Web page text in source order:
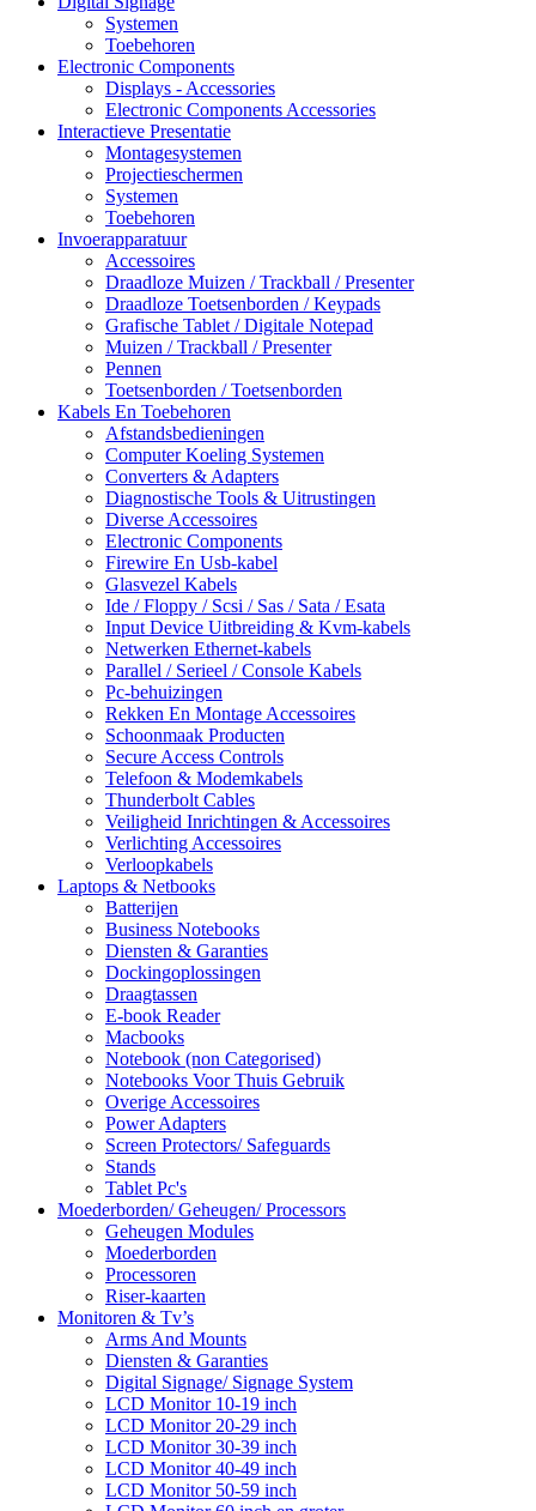
Systemen
Toebehoren
Electronic Components
Displays - Accessories
Electronic Components Accessories
Interactieve Presentatie
Montagesystemen
Projectieschermen
Systemen
Toebehoren
Invoerapparatuur
Accessoires
Draadloze Muizen / Trackball / Presenter
Draadloze Toetsenborden / Keypads
Grafische Tablet / Digitale Notepad
Muizen / Trackball / Presenter
Pennen
Toetsenborden / Toetsenborden
Kabels En Toebehoren
Afstandsbedieningen
Computer Koeling Systemen
Converters & Adapters
Diagnostische Tools & Uitrustingen
Diverse Accessoires
Electronic Components
Firewire En Usb-kabel
Glasvezel Kabels
Ide / Floppy / Scsi / Sas / Sata / Esata
Input Device Uitbreiding & Kvm-kabels
Netwerken Ethernet-kabels
Parallel / Serieel / Console Kabels
Pc-behuizingen
Rekken En Montage Accessoires
Schoonmaak Producten
Secure Access Controls
Telefoon & Modemkabels
Thunderbolt Cables
Veiligheid Inrichtingen & Accessoires
Verlichting Accessoires
Verloopkabels
Laptops & Netbooks
Batterijen
Business Notebooks
Diensten & Garanties
Dockingoplossingen
Draagtassen
E-book Reader
Macbooks
Notebook (non Categorised)
Notebooks Voor Thuis Gebruik
Overige Accessoires
Power Adapters
Screen Protectors/ Safeguards
Stands
Tablet Pc's
Moederborden/ Geheugen/ Processors
Geheugen Modules
Moederborden
Processoren
Riser-kaarten
Monitoren & Tv’s
Arms And Mounts
Diensten & Garanties
Digital Signage/ Signage System
LCD Monitor 10-19 inch
LCD Monitor 20-29 inch
LCD Monitor 30-39 inch
LCD Monitor 40-49 inch
LCD Monitor 50-59 inch